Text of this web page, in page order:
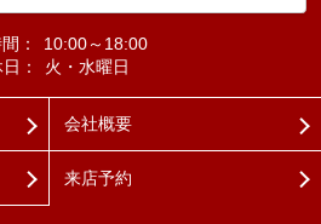
：
10:00～18:00
：
火・水曜日
会社概要
来店予約